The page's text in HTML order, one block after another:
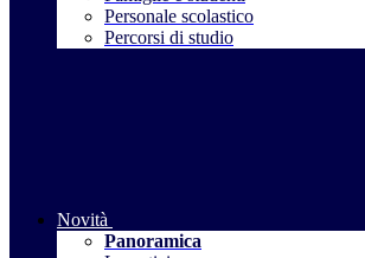
Personale scolastico
Percorsi di studio
Novità
Panoramica